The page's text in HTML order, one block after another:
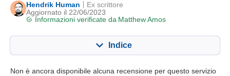
Hendrik Human
Aggiornato il 22/06/2023
Informazioni verificate da Matthew Amos
Ex scrittore
Indice
Non è ancora disponibile alcuna recensione per questo servizio